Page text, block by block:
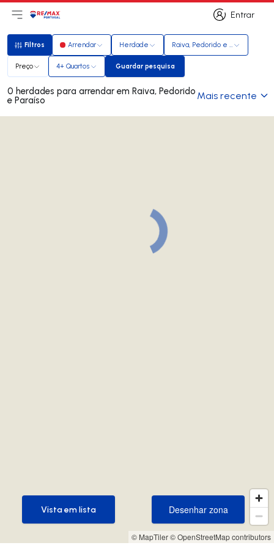
Entrar
Entrar
Abri menu principal
LogoIr para página inicial
Filtros
Filtros Arrendar Herdade Raiva, Pedorido e Paraíso
Preço 4+ Quartos Guardar pesquisa
Guardar pesquisa
0 herdades para arrendar em Raiva, Pedorido
e Paraíso Mais recente
© MapTiler© OpenStreetMap contributors
Desenhar zona
Desenhar zona
Vista em lista
Vista em lista